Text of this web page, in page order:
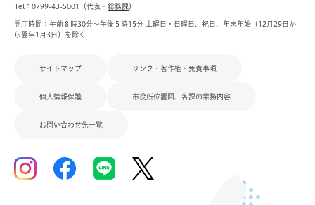
Tel：0799-43-5001（代表・ 総務課）
開庁時間：午前８時30分～午後５時15分 土曜日・日曜日、祝日、年末年始（12月29日か
ら翌年1月3日）を除く
サイトマップ リンク・著作権・免責事項
個人情報保護 市役所位置図、各課の業務内容
お問い合わせ先一覧